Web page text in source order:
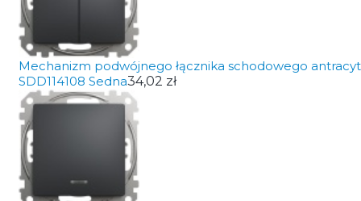
Mechanizm podwójnego łącznika schodowego antracyt
SDD114108 Sedna34,02 zł